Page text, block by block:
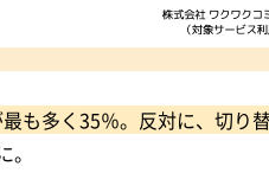
も多く35％。反対に、切り